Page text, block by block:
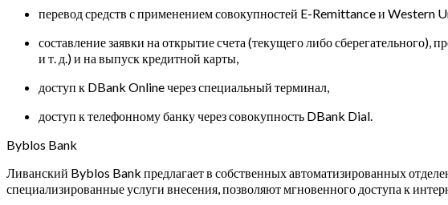
перевод средств с применением совокупностей E-Remittance и Western
составление заявки на открытие счета (текущего либо сберегательного),
и т. д.) и на выпуск кредитной карты,
доступ к DBank Online через специальный терминал,
доступ к телефонному банку через совокупность DBank Dial.
Byblos Bank
Ливанский Byblos Bank предлагает в собственных автоматизированных
специализированные услуги внесения, позволяют мгновенного доступа к